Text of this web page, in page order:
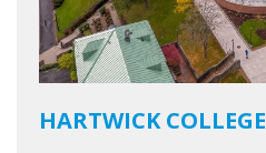
HARTWICK COLLEGE